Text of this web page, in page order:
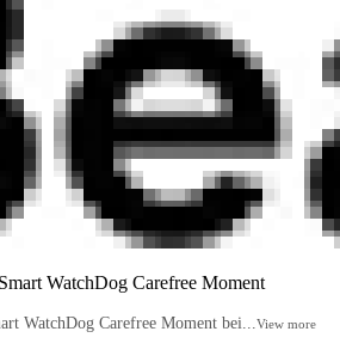
WatchDog Carefree Moment
WatchDog Carefree Moment bei... View more